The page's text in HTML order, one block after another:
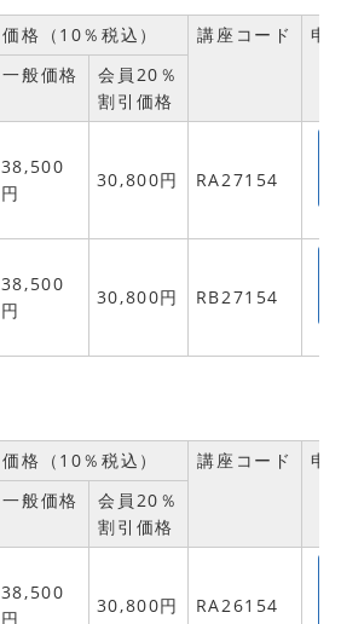
価格（10％税込） 講座コード
申
一般価格
会員20％
割引価格
38,500
円
30,800円 RA27154
38,500
円
30,800円 RB27154
価格（10％税込） 講座コード
申
一般価格
会員20％
割引価格
38,500
円
30,800円 RA26154